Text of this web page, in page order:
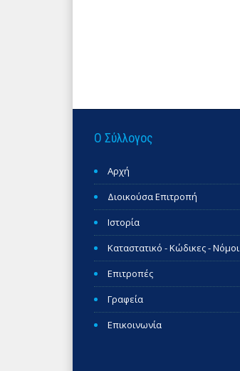
Ο Σύλλογος
Αρχή
Διοικούσα Επιτροπή
Ιστορία
Καταστατικό - Κώδικες - Νόμοι
Επιτροπές
Γραφεία
Επικοινωνία